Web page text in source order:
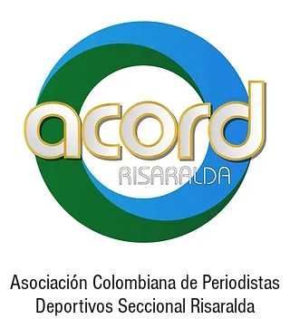
Asociación Colombiana de Periodistas
Deportivos Seccional Risaralda